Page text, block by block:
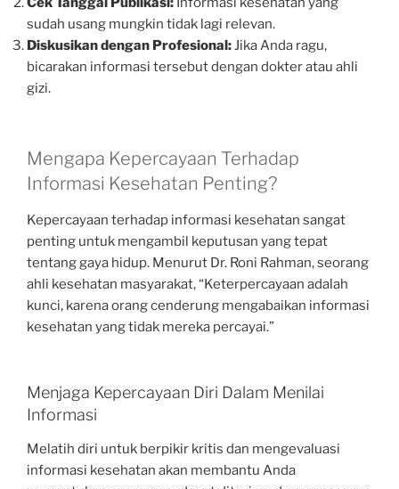
sudah usang mungkin tidak lagi relevan.
Diskusikan dengan Profesional:Jika Anda ragu,
bicarakan informasi tersebut dengan dokter atau ahli
gizi.
Mengapa Kepercayaan Terhadap
Informasi Kesehatan Penting?
Kepercayaan terhadap informasi kesehatan sangat
penting untuk mengambil keputusan yang tepat
tentang gaya hidup. Menurut Dr. Roni Rahman, seorang
ahli kesehatan masyarakat, “Keterpercayaan adalah
kunci, karena orang cenderung mengabaikan informasi
kesehatan yang tidak mereka percayai.”
Menjaga Kepercayaan Diri Dalam Menilai
Informasi
Melatih diri untuk berpikir kritis dan mengevaluasi
informasi kesehatan akan membantu Anda